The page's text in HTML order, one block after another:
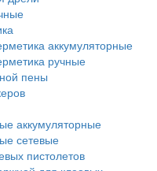
аккумуляторные
ручные
пены
аккумуляторные
сетевые
пистолетов